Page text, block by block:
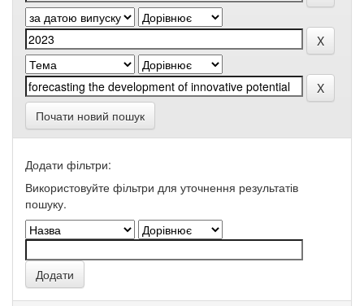
Почати новий пошук
Додати фільтри:
Використовуйте фільтри для уточнення результатів
пошуку.